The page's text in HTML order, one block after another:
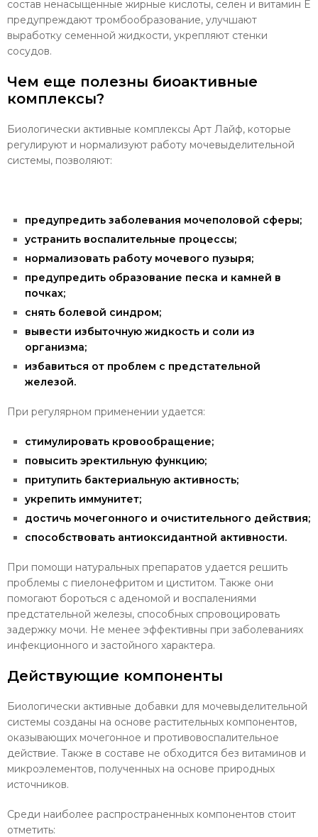
состав ненасыщенные жирные кислоты, селен и витамин Е
предупреждают тромбообразование, улучшают
выработку семенной жидкости, укрепляют стенки
сосудов.
Чем еще полезны биоактивные
комплексы?
Биологически активные комплексы Арт Лайф, которые
регулируют и нормализуют работу мочевыделительной
системы, позволяют:
предупредить заболевания мочеполовой сферы;
устранить воспалительные процессы;
нормализовать работу мочевого пузыря;
предупредить образование песка и камней в
почках;
снять болевой синдром;
вывести избыточную жидкость и соли из
организма;
избавиться от проблем с предстательной
железой.
При регулярном применении удается:
стимулировать кровообращение;
повысить эректильную функцию;
притупить бактериальную активность;
укрепить иммунитет;
достичь мочегонного и очистительного действия;
способствовать антиоксидантной активности.
При помощи натуральных препаратов удается решить
проблемы с пиелонефритом и циститом. Также они
помогают бороться с аденомой и воспалениями
предстательной железы, способных спровоцировать
задержку мочи. Не менее эффективны при заболеваниях
инфекционного и застойного характера.
Действующие компоненты
Биологически активные добавки для мочевыделительной
системы созданы на основе растительных компонентов,
оказывающих мочегонное и противовоспалительное
действие. Также в составе не обходится без витаминов и
микроэлементов, полученных на основе природных
источников.
Среди наиболее распространенных компонентов стоит
отметить: